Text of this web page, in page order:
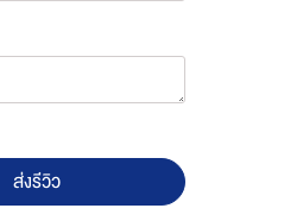
ส่งรีวิว